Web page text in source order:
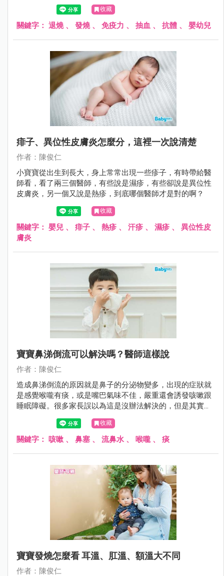
流感疫苗以後，隨機分成兩組，一組四到六小時吃退燒藥，
一組完全都不吃退燒藥，之後抽血檢驗身體產生的抗體量，
發現不管有沒有吃退燒藥，兩組兒童產生的抗體數量並沒有
收藏
關鍵字： 退燒、 發燒、 免疫力 、 抽血 、 抗體 、 嬰幼兒
痱子、異位性皮膚炎怎麼分，這裡一次說清楚
作者：陳俊仁
小寶寶從出生到長大，身上常常出現一些疹子，有時帶給醫
師看，看了兩三個醫師，有些說是濕疹，有些卻說是異位性
皮膚炎，另一個又說是熱疹，到底哪個醫師才是對的啊？
收藏
關鍵字： 嬰兒 、 痱子 、 熱疹 、 汗疹 、 濕疹 、 異位性皮
膚炎
寶寶鼻涕倒流可以解決嗎？醫師這樣說
作者：陳俊仁
造成鼻涕倒流的原因就是鼻子的分泌物變多，出現的症狀就
是感覺喉嚨有痰，或是嘴巴氣味不佳，嚴重還會誘發咳嗽跟
睡眠障礙。很多家長誤以為這是沒辦法解決的，但是其實可
收藏
關鍵字： 咳嗽 、 鼻塞 、 流鼻水 、 喉嚨、 痰
寶寶發燒怎麼看 耳溫、肛溫、額溫大不同
作者：陳俊仁